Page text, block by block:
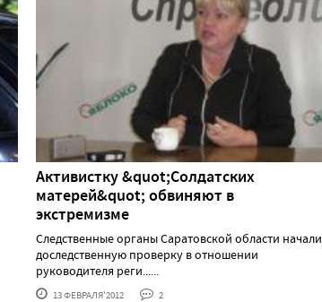
Активистку &quot;Солдатских
матерей&quot; обвиняют в
экстремизме
Следственные органы Саратовской области начали
доследственную проверку в отношении
руководителя реги......
13 ФЕВРАЛЯ'2012 2